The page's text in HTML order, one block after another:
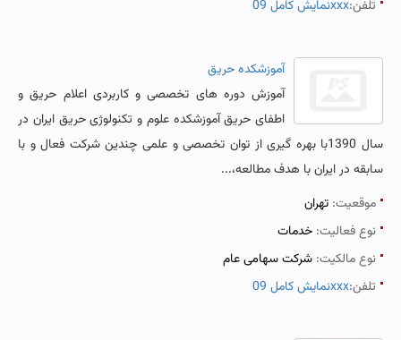
تلفن:نمایش کامل 09xxx
آموزشکده حریق
آموزش دوره های تخصصی و کاربردی اعلام حریق و
اطفای حریق آموزشکده علوم و تکنولوژی حریق ایران در
سال 1390با بهره گیری از توان تخصصی و علمی چندین شرکت فعال و با
سابقه در ایران با هدف مطالعه،...
موقعیت: تهران
نوع فعالیت: خدمات
نوع مالکیت: شرکت سهامی عام
تلفن:نمایش کامل 09xxx